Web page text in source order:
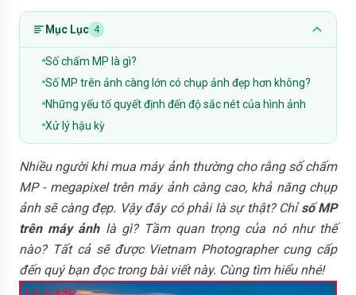
Mục Lục 4
Số chấm MP là gì?
Số MP trên ảnh càng lớn có chụp ảnh đẹp hơn không?
Những yếu tố quyết định đến độ sắc nét của hình ảnh
Xử lý hậu kỳ
Nhiều người khi mua máy ảnh thường cho rằng số chấm
MP - megapixel trên máy ảnh càng cao, khả năng chụp
ảnh sẽ càng đẹp. Vậy đây có phải là sự thật? Chỉsố MP
trên máy ảnhlà gì? Tầm quan trọng của nó như thế
nào? Tất cả sẽ được Vietnam Photographer cung cấp
đến quý bạn đọc trong bài viết này. Cùng tìm hiểu nhé!